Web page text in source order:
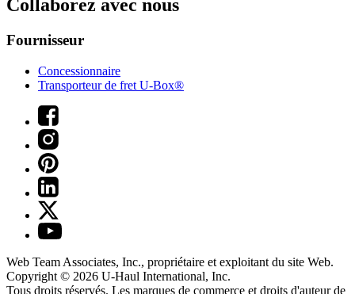
Collaborez avec nous
Fournisseur
Concessionnaire
Transporteur de fret U-Box®
Web Team Associates, Inc., propriétaire et exploitant du site Web.
Copyright © 2026 U-Haul International, Inc.
Tous droits réservés. Les marques de commerce et droits d'auteur de